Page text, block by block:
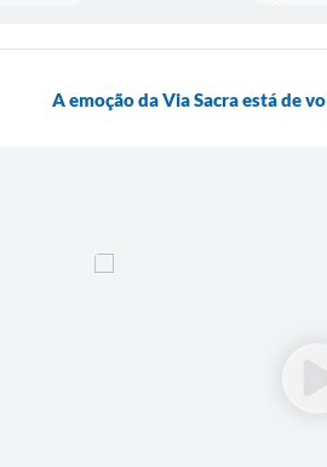
A emoção da Via Sacra está de